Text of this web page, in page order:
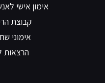
אימון אישי
קבוצת
אימוני
הרצאות